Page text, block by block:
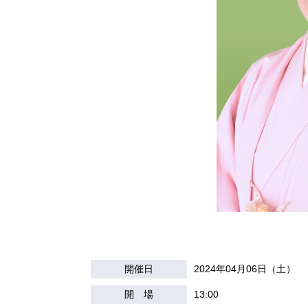
開催日 2024年04月06日（土）
開 場 13:00